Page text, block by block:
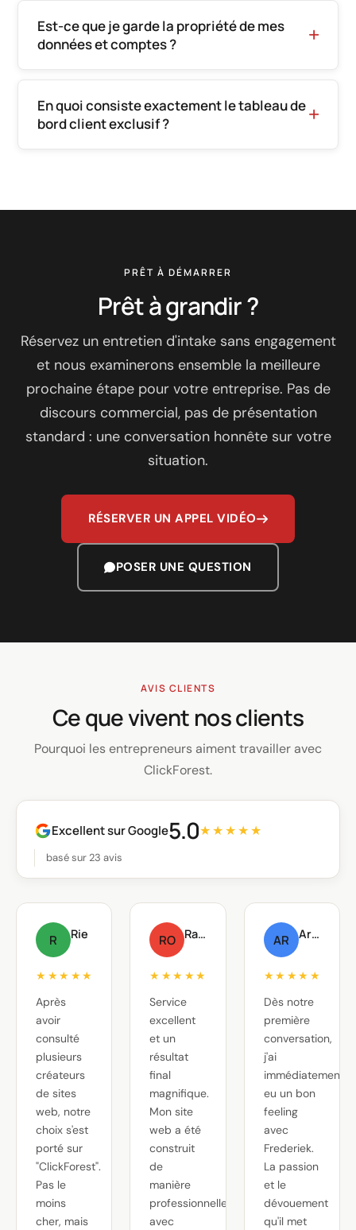
Est-ce que je garde la propriété de mes
données et comptes ?
En quoi consiste exactement le tableau de
bord client exclusif ?
PRÊT À DÉMARRER
Prêt à grandir ?
Réservez un entretien d'intake sans engagement
et nous examinerons ensemble la meilleure
prochaine étape pour votre entreprise. Pas de
discours commercial, pas de présentation
standard : une conversation honnête sur votre
situation.
RÉSERVER UN APPEL VIDÉO
POSER UNE QUESTION
AVIS CLIENTS
Ce que vivent nos clients
Pourquoi les entrepreneurs aiment travailler avec
ClickForest.
Excellent sur Google5.0★★★★★
basé sur 23 avis
R Rie
★★★★★
Après
avoir
consulté
plusieurs
créateurs
de sites
web, notre
choix s'est
porté sur
"ClickForest".
Pas le
moins
cher, mais
RO Raf Oste
★★★★★
Service
excellent
et un
résultat
final
magnifique.
Mon site
web a été
construit
de
manière
professionnelle,
avec
AR Arnout Raskin
★★★★★
Dès notre
première
conversation,
j'ai
immédiatement
eu un bon
feeling
avec
Frederiek.
La passion
et le
dévouement
qu'il met